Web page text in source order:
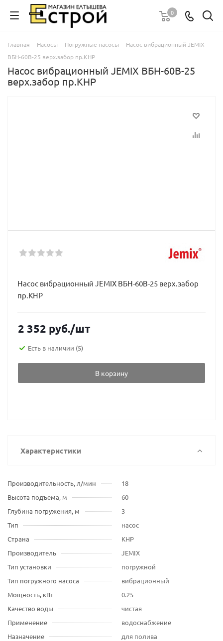
0
Главная - Насосы - Погружные насосы - Насос вибрационный JEMIX
ВБН-60В-25 верх.забор пр.КНР
Насос вибрационный JEMIX ВБН-60В-25
верх.забор пр.КНР
Насос вибрационный JEMIX ВБН-60В-25 верх.забор
пр.КНР
2 352 руб./шт
Есть в наличии (5)
В корзину
Характеристики
Производительность, л/мин
18
Высота подъема, м
60
Глубина погружения, м
3
Тип
насос
Страна
КНР
Производитель
JEMIX
Тип установки
погружной
Тип погружного насоса
вибрационный
Мощность, кВт
0.25
Качество воды
чистая
Применение
водоснабжение
Назначение
для полива